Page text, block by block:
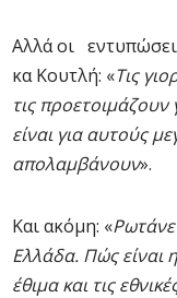
Αλλά οι
κα Κουτλή: «Τις
τις
είναι για αυτούς
απολαμβάνουν».
Και ακόμη: «
Ελλάδα. Πώς είναι
έθιμα και τις